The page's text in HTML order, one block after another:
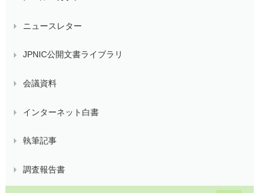
ニュースレター
JPNIC公開文書ライブラリ
会議資料
インターネット白書
執筆記事
調査報告書